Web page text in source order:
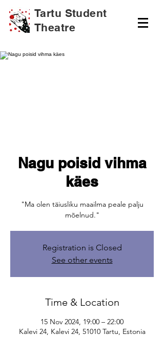
Tartu Student
Theatre
Nagu poisid vihma
käes
"Ma olen täiusliku maailma peale palju
mõelnud."
Registration is Closed
See other events
Time & Location
15 Nov 2024, 19:00 – 22:00
Kalevi 24, Kalevi 24, 51010 Tartu, Estonia